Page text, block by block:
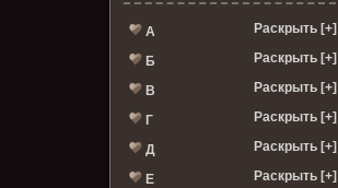
А Раскрыть [+]
Б Раскрыть [+]
В Раскрыть [+]
Г Раскрыть [+]
Д Раскрыть [+]
Е Раскрыть [+]